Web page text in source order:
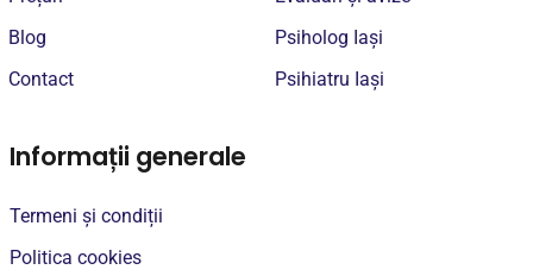
Blog
Contact
Psiholog Iași
Psihiatru Iași
Informații generale
Termeni și condiții
Politica cookies